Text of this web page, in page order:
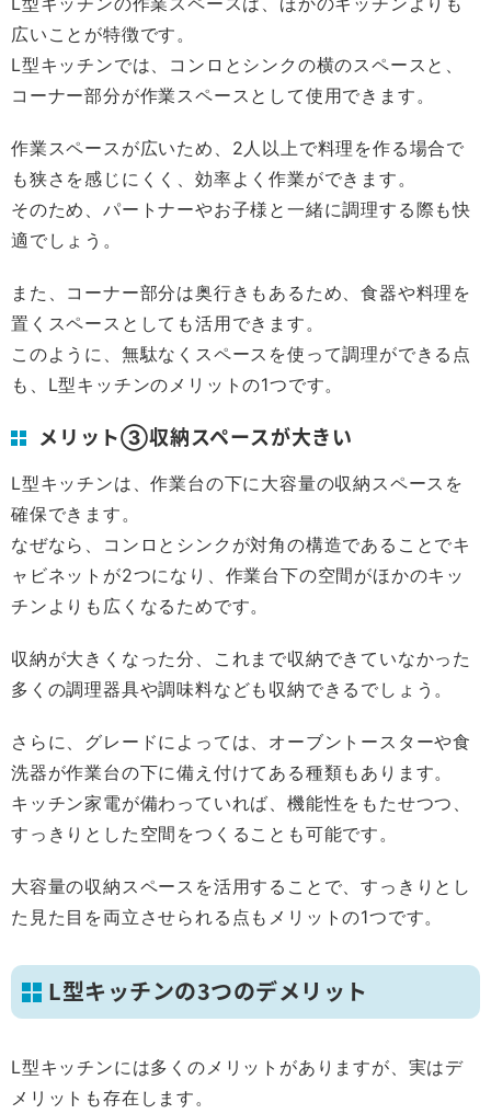
広いことが特徴です。
L型キッチンでは、コンロとシンクの横のスペースと、
コーナー部分が作業スペースとして使用できます。
作業スペースが広いため、2人以上で料理を作る場合で
も狭さを感じにくく、効率よく作業ができます。
そのため、パートナーやお子様と一緒に調理する際も快
適でしょう。
また、コーナー部分は奥行きもあるため、食器や料理を
置くスペースとしても活用できます。
このように、無駄なくスペースを使って調理ができる点
も、L型キッチンのメリットの1つです。
メリット③収納スペースが大きい
L型キッチンは、作業台の下に大容量の収納スペースを
確保できます。
なぜなら、コンロとシンクが対角の構造であることでキ
ャビネットが2つになり、作業台下の空間がほかのキッ
チンよりも広くなるためです。
収納が大きくなった分、これまで収納できていなかった
多くの調理器具や調味料なども収納できるでしょう。
さらに、グレードによっては、オーブントースターや食
洗器が作業台の下に備え付けてある種類もあります。
キッチン家電が備わっていれば、機能性をもたせつつ、
すっきりとした空間をつくることも可能です。
大容量の収納スペースを活用することで、すっきりとし
た見た目を両立させられる点もメリットの1つです。
L型キッチンの3つのデメリット
L型キッチンには多くのメリットがありますが、実はデ
メリットも存在します。